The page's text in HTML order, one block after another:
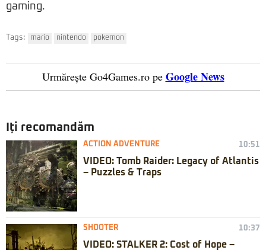
gaming.
Tags: mario nintendo pokemon
Urmărește Go4Games.ro pe Google News
Iți recomandăm
ACTION ADVENTURE 10:51
VIDEO: Tomb Raider: Legacy of Atlantis
– Puzzles & Traps
SHOOTER 10:37
VIDEO: STALKER 2: Cost of Hope –